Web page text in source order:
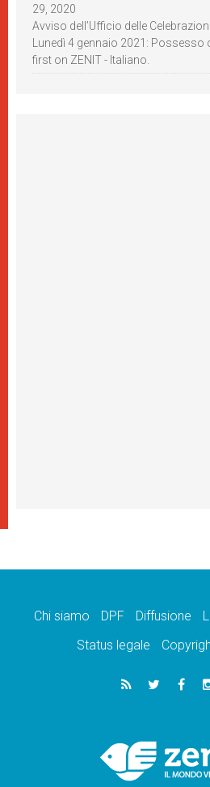
29, 2020
Avviso dell’Ufficio delle
Lunedì 4 gennaio 2021: Possesso
first on ZENIT - Italiano.
Chi siamo DPF Diffusione
Status legale